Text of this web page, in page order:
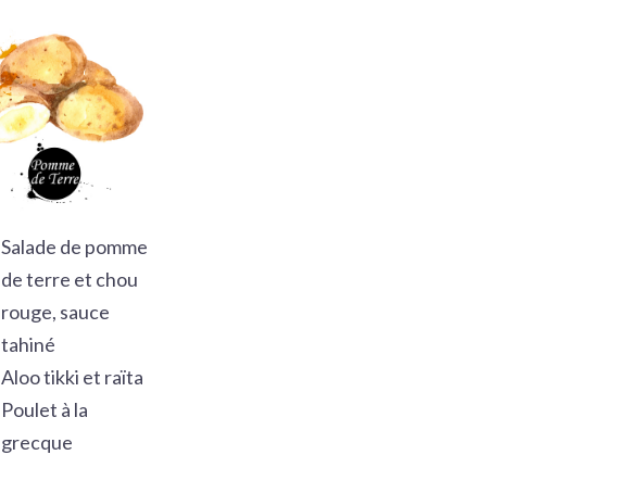
Salade de pomme
de terre et chou
rouge, sauce
tahiné
Aloo tikki et raïta
Poulet à la
grecque